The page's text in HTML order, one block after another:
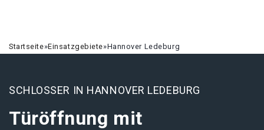
Startseite»Einsatzgebiete»Hannover Ledeburg
SCHLOSSER IN HANNOVER LEDEBURG
Türöffnung mit